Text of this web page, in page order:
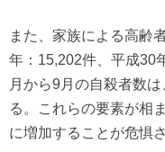
また、家族による高齢
年：15,202件、平成30
月から9月の自殺者数
る。これらの要素が相
に増加することが危惧